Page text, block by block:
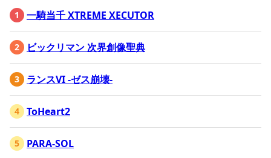
一騎当千 XTREME XECUTOR
ビックリマン 次界創像聖典
ランスVI -ゼス崩壊-
ToHeart2
PARA-SOL